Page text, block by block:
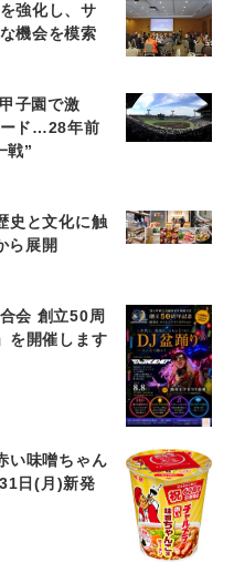
強化し、サ
機会を模索
子園で激
ド…28年前
戦”
史と文化に触
ら展開
会 創立50周
を開催します
い味噌ちゃん
日(月)新発